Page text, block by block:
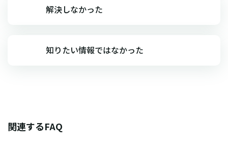
解決しなかった
知りたい情報ではなかった
関連するFAQ